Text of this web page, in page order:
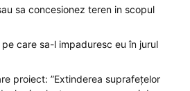
sa concesionez teren in scopul
care sa-l impaduresc eu în jurul
proiect: ”Extinderea suprafețelor